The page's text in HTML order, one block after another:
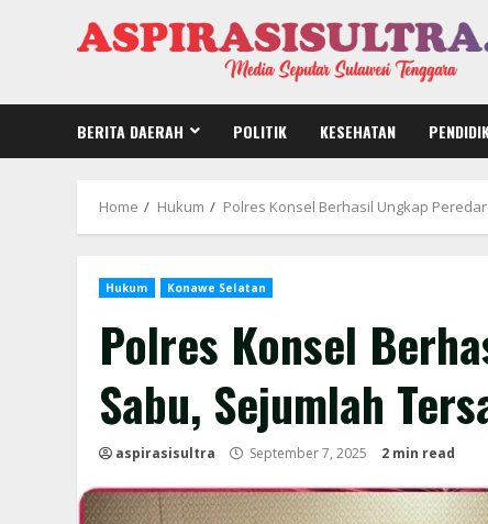
BERITA DAERAH POLITIK KESEHATAN
Home Hukum Polres Konsel Berhasil Ungkap
Hukum Konawe Selatan
Polres Konsel
Sabu, Sejumlah
aspirasisultra September 7, 2025 2 min read